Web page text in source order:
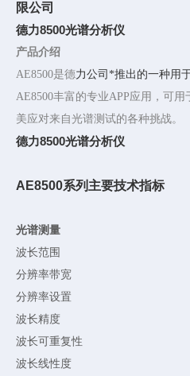
限公司
德力8500光谱分析仪
产品介绍
AE8500是德力公司*推出的一种用
AE8500丰富的专业APP应用，可
美应对来自光谱测试的各种挑战。
德力8500光谱分析仪
AE8500系列主要技术指标
光谱测量
波长范围
分辨率带宽
分辨率设置
波长精度
波长可重复性
波长线性度